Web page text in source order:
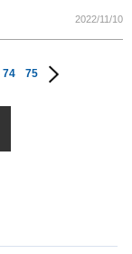
2022/11/10
74 75